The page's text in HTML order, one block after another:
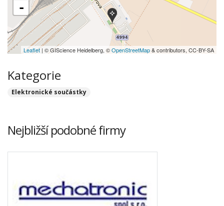
-
Leaflet| © GIScience Heidelberg, ©OpenStreetMap& contributors, CC-BY-SA
Kategorie
Elektronické součástky
Nejbližší podobné firmy